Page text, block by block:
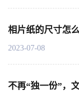
相片纸的尺寸怎
2023-07-08
不再“独一份”，